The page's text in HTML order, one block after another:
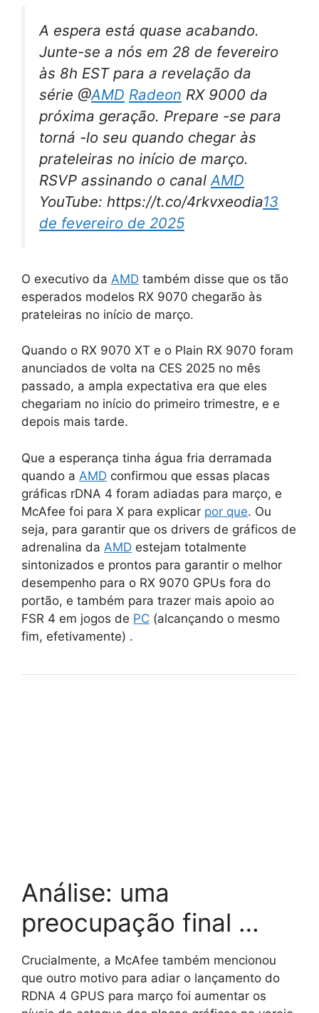
A espera está quase acabando.
Junte-se a nós em 28 de fevereiro
às 8h EST para a revelação da
série @AMD Radeon RX 9000 da
próxima geração. Prepare -se para
torná -lo seu quando chegar às
prateleiras no início de março.
RSVP assinando o canalAMD
YouTube: https://t.co/4rkvxeodia13
de fevereiro de 2025
O executivo da AMD também disse que os tão
esperados modelos RX 9070 chegarão às
prateleiras no início de março.
Quando o RX 9070 XT e o Plain RX 9070 foram
anunciados de volta na CES 2025 no mês
passado, a ampla expectativa era que eles
chegariam no início do primeiro trimestre, e e
depois mais tarde.
Que a esperança tinha água fria derramada
quando a AMD confirmou que essas placas
gráficas rDNA 4 foram adiadas para março, e
McAfee foi para X para explicar por que. Ou
seja, para garantir que os drivers de gráficos de
adrenalina da AMD estejam totalmente
sintonizados e prontos para garantir o melhor
desempenho para o RX 9070 GPUs fora do
portão, e também para trazer mais apoio ao
FSR 4 em jogos de PC (alcançando o mesmo
fim, efetivamente) .
Análise: uma
preocupação final …
Crucialmente, a McAfee também mencionou
que outro motivo para adiar o lançamento do
RDNA 4 GPUS para março foi aumentar os